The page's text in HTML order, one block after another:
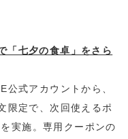
「七夕の食卓」をさら
式アカウントから、
限定で、次回使えるポ
実施。専用クーポンの